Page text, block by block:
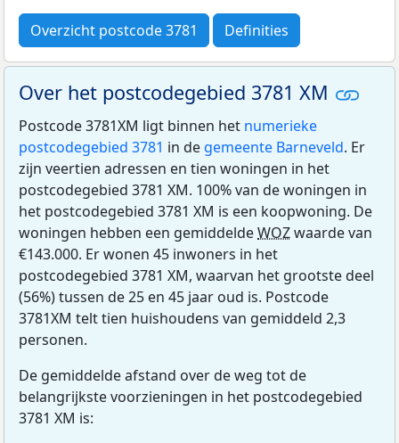
Overzicht postcode 3781 Definities
Over het postcodegebied 3781 XM
Postcode 3781XM ligt binnen het numerieke
postcodegebied 3781 in de gemeente Barneveld. Er
zijn veertien adressen en tien woningen in het
postcodegebied 3781 XM. 100% van de woningen in
het postcodegebied 3781 XM is een koopwoning. De
woningen hebben een gemiddeldeWOZwaarde van
€143.000. Er wonen 45 inwoners in het
postcodegebied 3781 XM, waarvan het grootste deel
(56%) tussen de 25 en 45 jaar oud is. Postcode
3781XM telt tien huishoudens van gemiddeld 2,3
personen.
De gemiddelde afstand over de weg tot de
belangrijkste voorzieningen in het postcodegebied
3781 XM is: